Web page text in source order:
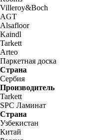
Villeroy&Boch
AGT
Alsafloor
Kaindl
Tarkett
Arteo
Паркетная доска
Страна
Сербия
Производитель
Tarkett
SPC Ламинат
Страна
Узбекистан
Китай